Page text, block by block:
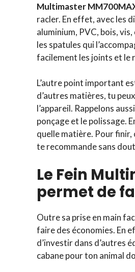
Multimaster
racler. En effet, avec les
aluminium, PVC, bois,
les spatules qui
facilement les joints et le
L’autre point important
d’autres matières, tu
l’appareil. Rappelons
ponçage et le polissage.
quelle matière. Pour finir,
te recommande sans
Le Fein
permet de
Outre sa prise en main
faire des économies. En
d’investir dans d’autres
cabane pour ton animal